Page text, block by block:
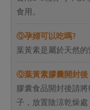
食用。
Ⓠ孕婦可以吃嗎?
葉黃素是屬於天然的
Ⓠ葉黃素膠囊開封後
膠囊食品開封後請
子，放置陰涼乾燥